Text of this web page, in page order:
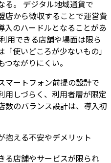
。 デジタル地域通貨で
店から徴収することで運営費
入のハードルとなることがあ
用できる店舗や場面は限ら
使いどころが少ないもの」
ながりにくい。
マートフォン前提の設計で
用しづらく、利用者層が限定
数のバランス設計は、導入初
える不安やデメリット
る店舗やサービスが限られ